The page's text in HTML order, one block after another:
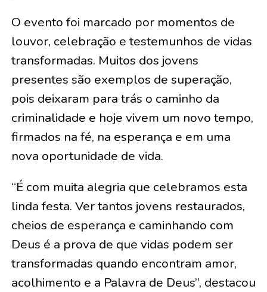
O evento foi marcado por momentos de
louvor, celebração e testemunhos de vidas
transformadas. Muitos dos jovens
presentes são exemplos de superação,
pois deixaram para trás o caminho da
criminalidade e hoje vivem um novo tempo,
firmados na fé, na esperança e em uma
nova oportunidade de vida.
“É com muita alegria que celebramos esta
linda festa. Ver tantos jovens restaurados,
cheios de esperança e caminhando com
Deus é a prova de que vidas podem ser
transformadas quando encontram amor,
acolhimento e a Palavra de Deus”, destacou